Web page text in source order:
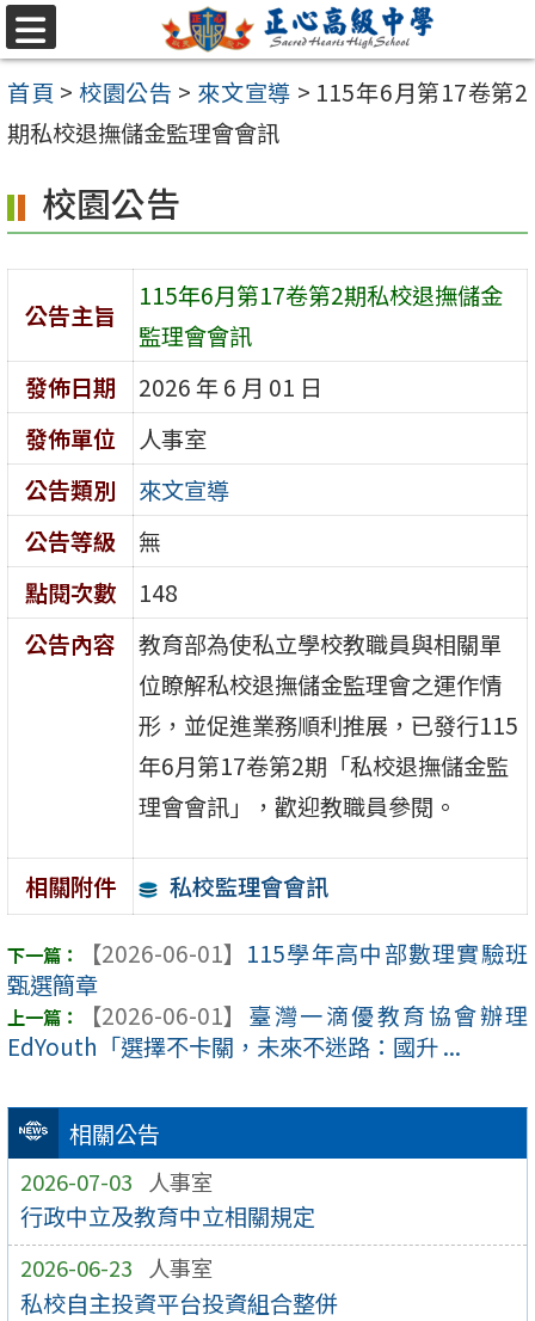
跳至主要內容區
選
單
首頁 > 校園公告 > 來文宣導 > 115年6月第17卷第2
期私校退撫儲金監理會會訊
相關公告
2026-07-03 人事室
行政中立及教育中立相關規定
2026-06-23 人事室
私校自主投資平台投資組合整併
校園公告
公告主旨
115年6月第17卷第2期私校退撫儲金
監理會會訊
發佈日期
2026 年 6 月 01 日
發佈單位
人事室
公告類別
來文宣導
公告等級
無
點閱次數
148
公告內容
教育部為使私立學校教職員與相關單
位瞭解私校退撫儲金監理會之運作情
形，並促進業務順利推展，已發行115
年6月第17卷第2期「私校退撫儲金監
理會會訊」，歡迎教職員參閱。
相關附件 私校監理會會訊
【2026-06-01】 115學年高中部數理實驗班
甄選簡章
【2026-06-01】 臺灣一滴優教育協會辦理
EdYouth「選擇不卡關，未來不迷路：國升 ...